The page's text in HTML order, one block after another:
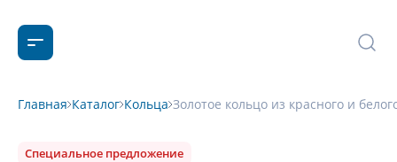
Главная Каталог Кольца Золотое кольцо из красного и
Специальное предложение